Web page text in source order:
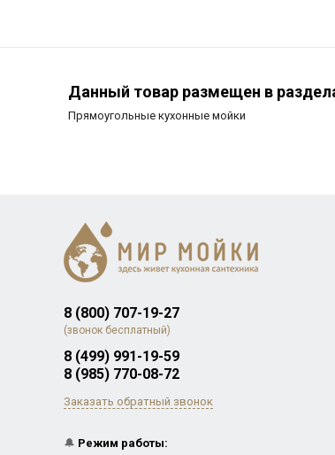
Данный товар размещен в
Прямоугольные кухонные мойки
8 (800) 707-19-27
(звонок бесплатный)
8 (499) 991-19-59
8 (985) 770-08-72
Заказать обратный звонок
🔔 Режим работы: